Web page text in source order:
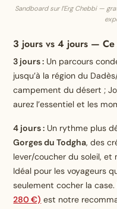
Sandboard sur l’Erg Chebbi —
3 jours vs 4 jours —
3 jours : Un parcours
jusqu’à la région du
campement du désert ;
aurez l’essentiel et les
4 jours : Un rythme plus
Gorges du Todgha, des
lever/coucher du soleil, et
Idéal pour les voyageurs
seulement cocher la
280 €) est notre